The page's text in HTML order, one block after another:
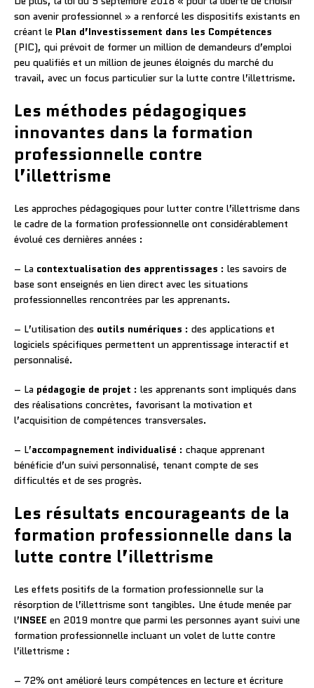
son avenir professionnel » a renforcé les dispositifs existants en
créant le Plan d’Investissement dans les Compétences
(PIC), qui prévoit de former un million de demandeurs d’emploi
peu qualifiés et un million de jeunes éloignés du marché du
travail, avec un focus particulier sur la lutte contre l’illettrisme.
Les méthodes pédagogiques
innovantes dans la formation
professionnelle contre
l’illettrisme
Les approches pédagogiques pour lutter contre l’illettrisme dans
le cadre de la formation professionnelle ont considérablement
évolué ces dernières années :
– La contextualisation des apprentissages : les savoirs de
base sont enseignés en lien direct avec les situations
professionnelles rencontrées par les apprenants.
– L’utilisation des outils numériques : des applications et
logiciels spécifiques permettent un apprentissage interactif et
personnalisé.
– La pédagogie de projet : les apprenants sont impliqués dans
des réalisations concrètes, favorisant la motivation et
l’acquisition de compétences transversales.
– L’accompagnement individualisé : chaque apprenant
bénéficie d’un suivi personnalisé, tenant compte de ses
difficultés et de ses progrès.
Les résultats encourageants de la
formation professionnelle dans la
lutte contre l’illettrisme
Les effets positifs de la formation professionnelle sur la
résorption de l’illettrisme sont tangibles. Une étude menée par
l’INSEE en 2019 montre que parmi les personnes ayant suivi une
formation professionnelle incluant un volet de lutte contre
l’illettrisme :
– 72% ont amélioré leurs compétences en lecture et écriture